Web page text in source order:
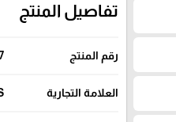
تفاصيل المنتج
رقم المنتج
العلامة التجارية